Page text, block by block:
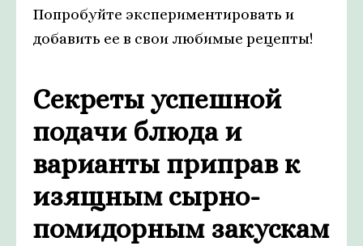
Попробуйте экспериментировать и
добавить ее в свои любимые рецепты!
Секреты успешной
подачи блюда и
варианты приправ к
изящным сырно-
помидорным закускам